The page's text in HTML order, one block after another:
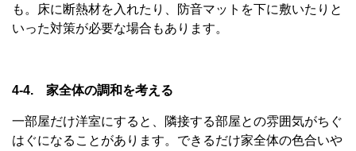
も。床に断熱材を入れたり、防音マットを下に敷いたりと
いった対策が必要な場合もあります。
4-4. 家全体の調和を考える
一部屋だけ洋室にすると、隣接する部屋との雰囲気がちぐ
はぐになることがあります。できるだけ家全体の色合いや